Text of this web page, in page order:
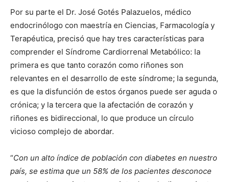
Por su parte el Dr. José Gotés Palazuelos, médico
endocrinólogo con maestría en Ciencias, Farmacología y
Terapéutica, precisó que hay tres características para
comprender el Síndrome Cardiorrenal Metabólico: la
primera es que tanto corazón como riñones son
relevantes en el desarrollo de este síndrome; la segunda,
es que la disfunción de estos órganos puede ser aguda o
crónica; y la tercera que la afectación de corazón y
riñones es bidireccional, lo que produce un círculo
vicioso complejo de abordar.
“Con un alto índice de población con diabetes en nuestro
país, se estima que un 58% de los pacientes desconoce